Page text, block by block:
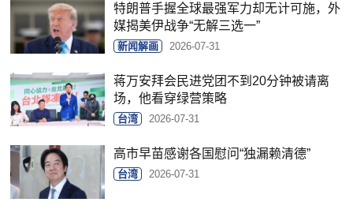
特朗普手握全球最强军力却无计可施，外
媒揭美伊战争“无解三选一”
新闻解画 2026-07-31
蒋万安拜会民进党团不到20分钟被请离
场，他看穿绿营策略
台湾 2026-07-31
高市早苗感谢各国慰问“独漏赖清德”
台湾 2026-07-31